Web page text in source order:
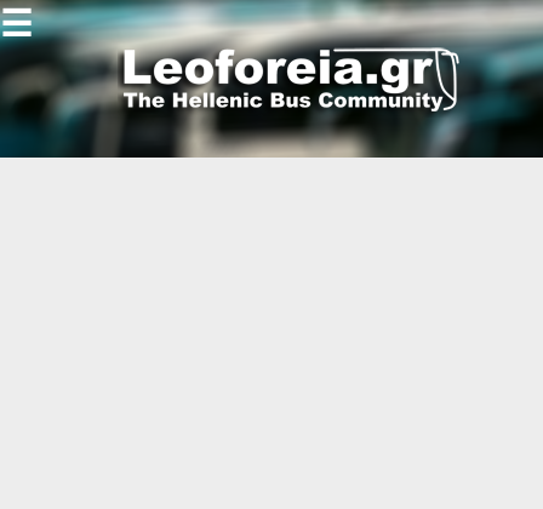
Gallery
☰